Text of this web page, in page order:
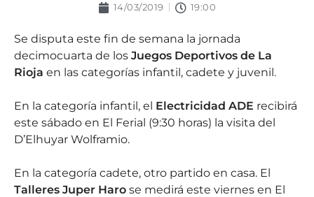
14/03/2019 19:00
Se disputa este fin de semana la jornada
decimocuarta de los Juegos Deportivos de La
Rioja en las categorías infantil, cadete y juvenil.
En la categoría infantil, el Electricidad ADE recibirá
este sábado en El Ferial (9:30 horas) la visita del
D’Elhuyar Wolframio.
En la categoría cadete, otro partido en casa. El
Talleres Juper Haro se medirá este viernes en El